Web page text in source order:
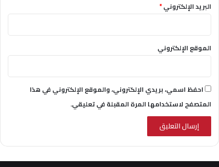
البريد الإلكتروني*
الموقع الإلكتروني
احفظ اسمي، بريدي الإلكتروني، والموقع الإلكتروني في هذا
المتصفح لاستخدامها المرة المقبلة في تعليقي.